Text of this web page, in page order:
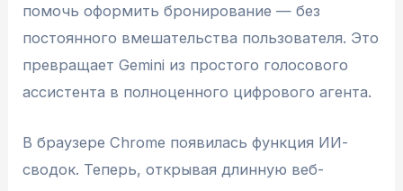
помочь оформить бронирование — без
постоянного вмешательства пользователя. Это
превращает Gemini из простого голосового
ассистента в полноценного цифрового агента.
В браузере Chrome появилась функция ИИ-
сводок. Теперь, открывая длинную веб-